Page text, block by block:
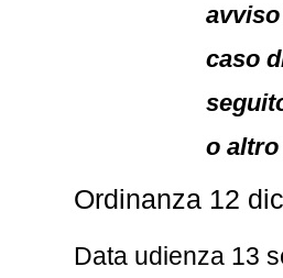
caso
o
Ordinanza 12
Data udienza 13